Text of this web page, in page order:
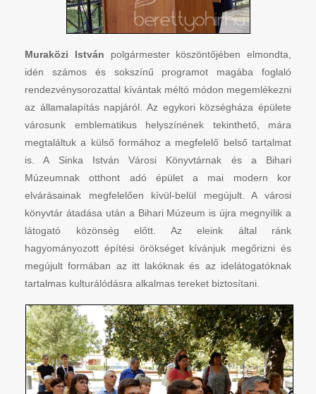
Muraközi István polgármester köszöntőjében elmondta,
idén számos és sokszínű programot magába foglaló
rendezvénysorozattal kívántak méltó módon megemlékezni
az államalapítás napjáról. Az egykori községháza épülete
városunk emblematikus helyszínének tekinthető, mára
megtaláltuk a külső formához a megfelelő belső tartalmat
is. A Sinka István Városi Könyvtárnak és a Bihari
Múzeumnak otthont adó épület a mai modern kor
elvárásainak megfelelően kívül-belül megújult. A városi
könyvtár átadása után a Bihari Múzeum is újra megnyílik a
látogató közönség előtt. Az eleink által ránk
hagyományozott építési örökséget kívánjuk megőrizni és
megújult formában az itt lakóknak és az idelátogatóknak
tartalmas kulturálódásra alkalmas tereket biztosítani.